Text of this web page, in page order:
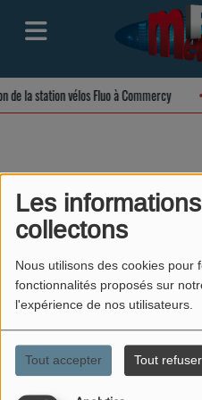
Les
collectons
Nous utilisons des cookies pour
fonctionnalités proposés sur
l'expérience de nos utilisateurs.
Tout accepter Tout refuser
de la station vélos Fluo à Commercy
Sylvain
Meuse